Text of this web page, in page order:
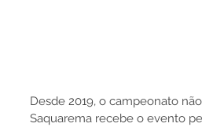
Desde 2019, o campeonato
Saquarema recebe o evento